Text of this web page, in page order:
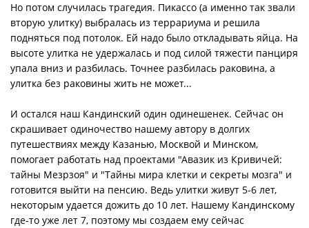
Но потом случилась трагедия. Пикассо (а именно так звали
вторую улитку) выбралась из террариума и решила
подняться под потолок. Ей надо было откладывать яйца. На
высоте улитка не удержалась и под силой тяжести панциря
упала вниз и разбилась. Точнее разбилась раковина, а
улитка без раковины жить не может...
И остался наш Кандинский один одинешенек. Сейчас он
скрашивает одиночество нашему автору в долгих
путешествиях между Казанью, Москвой и Минском,
помогает работать над проектами "Авазик из Кривичей:
тайны Мезрзоя" и "Тайны мира клетки и секреты мозга" и
готовится выйти на пенсию. Ведь улитки живут 5-6 лет,
некоторым удается дожить до 10 лет. Нашему Кандинскому
где-то уже лет 7, поэтому мы создаем ему сейчас